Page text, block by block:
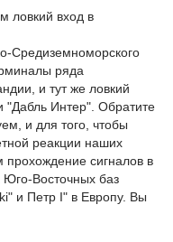
ловкий вход в
Средиземноморского
ряда
и тут же ловкий
"Дабль Интер". Обратите
и для того, чтобы
реакции наших
сигналов в
Юго-Восточных баз
и Петр I" в Европу. Вы